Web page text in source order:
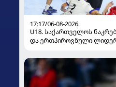
17:17/06-08-2026
U18. საქართველოს
და ერთპიროვნული